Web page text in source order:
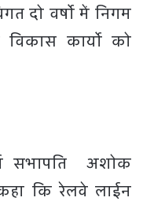
दो वर्षाे में निगम
कार्याे को
सभापति अशोक
कि रेलवे लाईन